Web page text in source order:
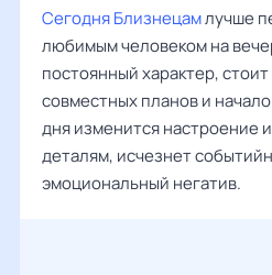
Сегодня Близнецамлучше
любимым человеком на
постоянный характер,
совместных планов и
дня изменится настроение
деталям, исчезнет
эмоциональный негатив.